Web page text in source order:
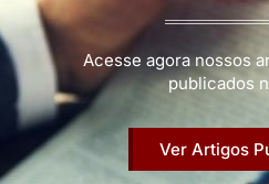
Acesse agora nossos
publicados
Ver Artigos